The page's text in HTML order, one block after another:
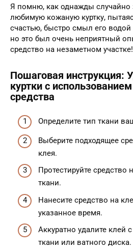
Я помню, как однажды
любимую кожаную куртку,
счастью, быстро смыл его
но это был очень неприятный
средство на незаметном участке!
Пошаговая инструкция:
куртки с
средства
Определите тип ткани
Выберите подходящее
клея.
Протестируйте средство
ткани.
Нанесите средство на
указанное время.
Аккуратно удалите клей
ткани или ватного диска.